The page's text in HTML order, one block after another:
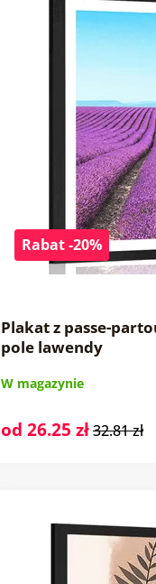
Rabat -20%
Plakat z passe-
pole lawendy
W magazynie
od 26.25 zł32.81 zł